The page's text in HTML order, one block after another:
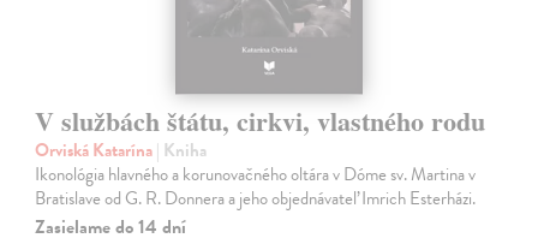
V službách štátu, cirkvi, vlastného rodu
Orviská Katarína| Kniha
Ikonológia hlavného a korunovačného oltára v Dóme sv. Martina v
Bratislave od G. R. Donnera a jeho objednávateľ Imrich Esterházi.
Zasielame do 14 dní